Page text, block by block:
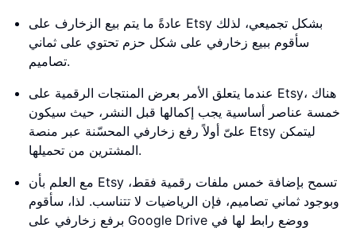
عادةً ما يتم بيع الزخارف على Etsy بشكل تجميعي، لذلك
سأقوم ببيع زخارفي على شكل حزم تحتوي على ثماني
تصاميم.
عندما يتعلق الأمر بعرض المنتجات الرقمية على Etsy، هناك
خمسة عناصر أساسية يجب إكمالها قبل النشر، حيث سيكون
علىّ أولاً رفع زخارفي المحسّنة عبر منصة Etsy ليتمكن
المشترين من تحميلها.
مع العلم بأن Etsy تسمح بإضافة خمس ملفات رقمية فقط،
وبوجود ثماني تصاميم، فإن الرياضيات لا تتناسب. لذا، سأقوم
برفع زخارفي على Google Drive ووضع رابط لها في